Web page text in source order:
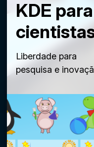
KDE para
Liberdade para
pesquisa e